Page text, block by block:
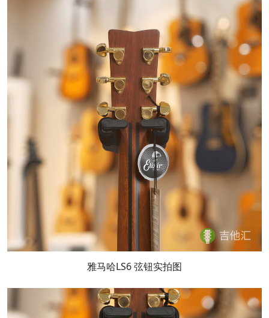
雅马哈LS6 弦钮实拍图